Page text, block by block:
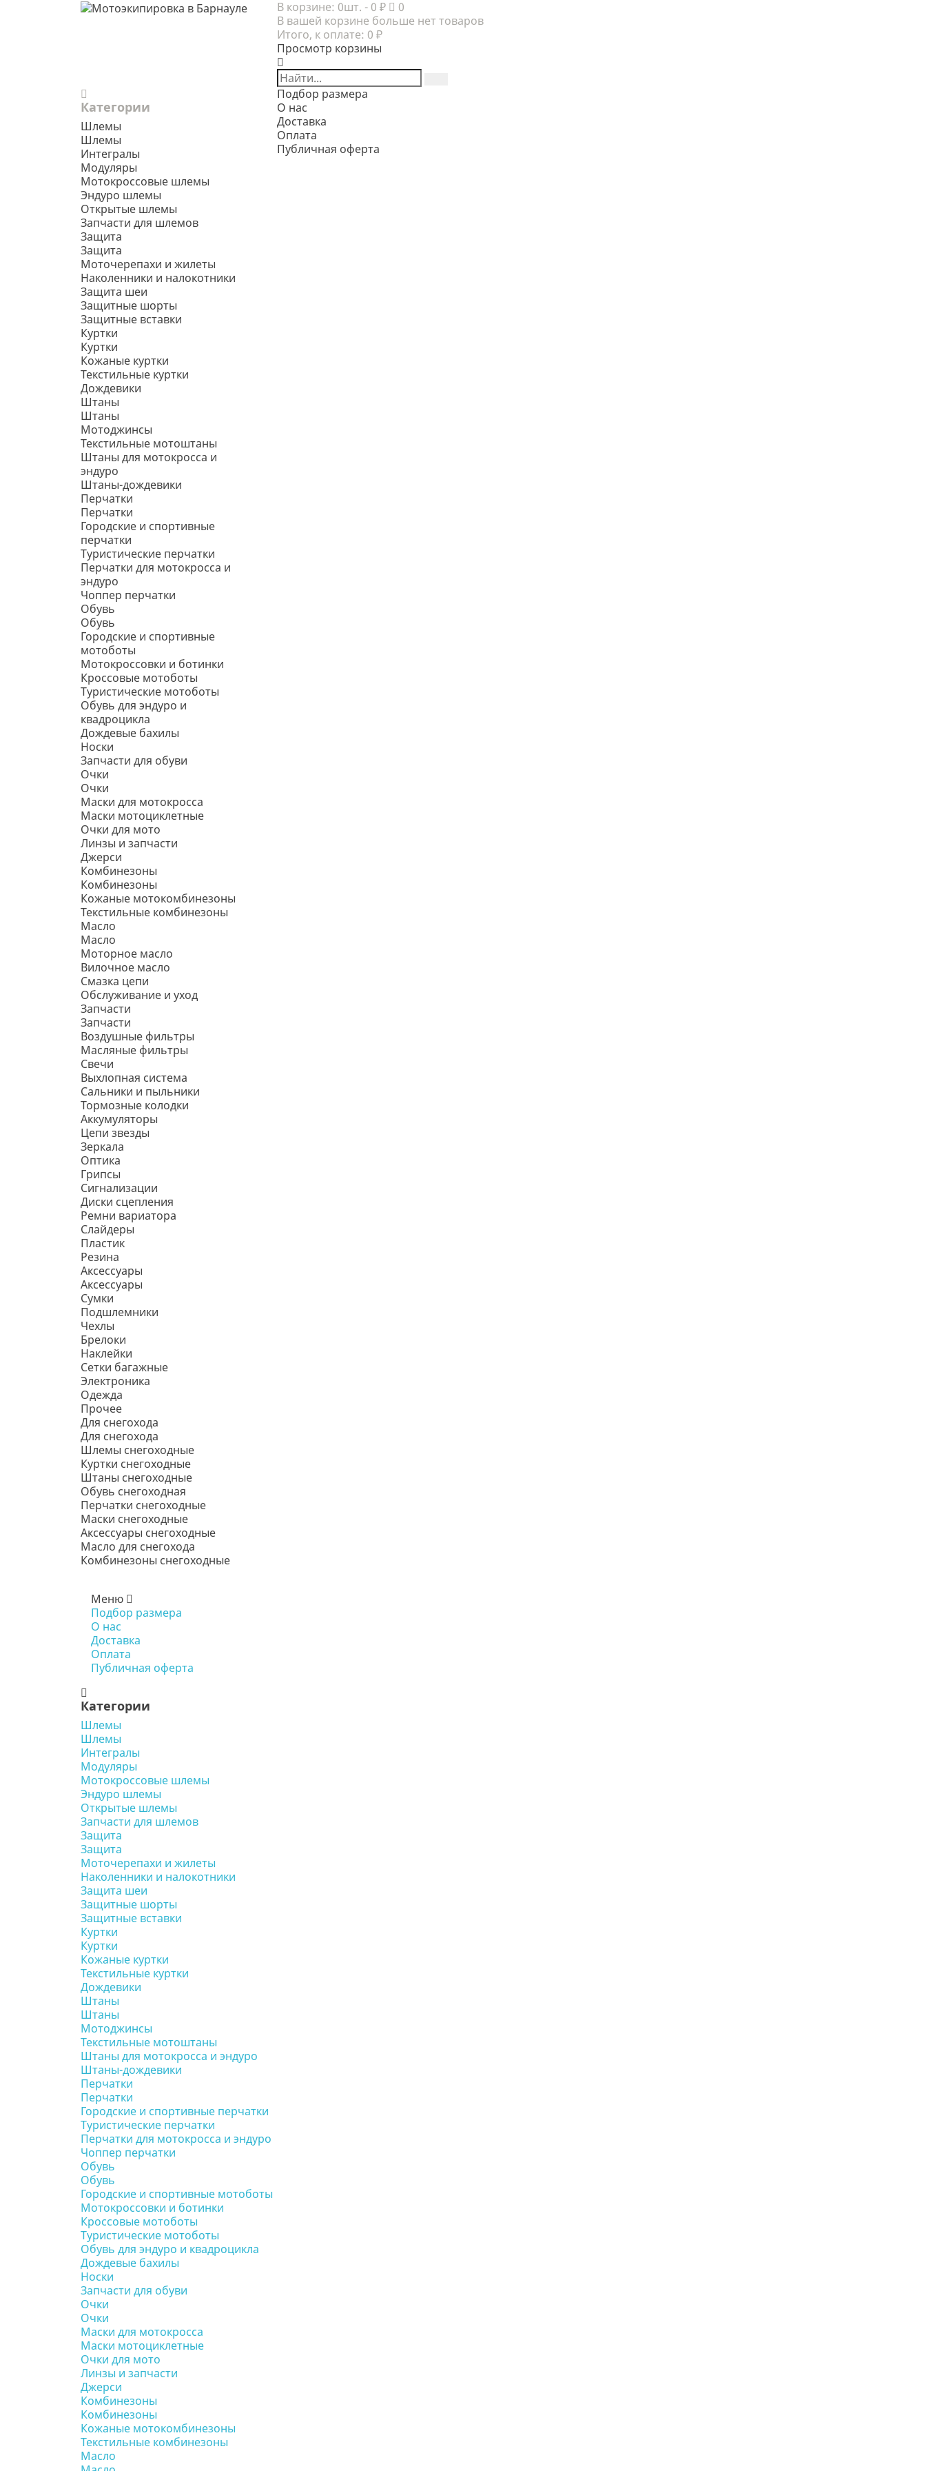
В корзине: 0шт. - 0 ₽
0
В вашей корзине больше нет товаров
Итого, к оплате: 0 ₽
Просмотр корзины
Категории
Шлемы
Шлемы
Интегралы
Модуляры
Мотокроссовые шлемы
Эндуро шлемы
Открытые шлемы
Запчасти для шлемов
Защита
Защита
Моточерепахи и жилеты
Наколенники и налокотники
Защита шеи
Защитные шорты
Защитные вставки
Куртки
Куртки
Кожаные куртки
Текстильные куртки
Дождевики
Штаны
Штаны
Мотоджинсы
Текстильные мотоштаны
Штаны для мотокросса и
эндуро
Штаны-дождевики
Перчатки
Перчатки
Городские и спортивные
перчатки
Туристические перчатки
Перчатки для мотокросса и
эндуро
Чоппер перчатки
Обувь
Обувь
Городские и спортивные
мотоботы
Мотокроссовки и ботинки
Кроссовые мотоботы
Туристические мотоботы
Обувь для эндуро и
квадроцикла
Дождевые бахилы
Носки
Запчасти для обуви
Очки
Очки
Маски для мотокросса
Маски мотоциклетные
Очки для мото
Линзы и запчасти
Джерси
Комбинезоны
Комбинезоны
Кожаные мотокомбинезоны
Текстильные комбинезоны
Масло
Масло
Моторное масло
Вилочное масло
Смазка цепи
Обслуживание и уход
Запчасти
Запчасти
Воздушные фильтры
Масляные фильтры
Свечи
Выхлопная система
Сальники и пыльники
Тормозные колодки
Аккумуляторы
Цепи звезды
Зеркала
Оптика
Грипсы
Сигнализации
Диски сцепления
Ремни вариатора
Слайдеры
Пластик
Резина
Аксессуары
Аксессуары
Сумки
Подшлемники
Чехлы
Брелоки
Наклейки
Сетки багажные
Электроника
Одежда
Прочее
Для снегохода
Для снегохода
Шлемы снегоходные
Куртки снегоходные
Штаны снегоходные
Обувь снегоходная
Перчатки снегоходные
Маски снегоходные
Аксессуары снегоходные
Масло для снегохода
Комбинезоны снегоходные
Подбор размера
О нас
Доставка
Оплата
Публичная оферта
Меню
Подбор размера
О нас
Доставка
Оплата
Публичная оферта
Категории
Шлемы
Шлемы
Интегралы
Модуляры
Мотокроссовые шлемы
Эндуро шлемы
Открытые шлемы
Запчасти для шлемов
Защита
Защита
Моточерепахи и жилеты
Наколенники и налокотники
Защита шеи
Защитные шорты
Защитные вставки
Куртки
Куртки
Кожаные куртки
Текстильные куртки
Дождевики
Штаны
Штаны
Мотоджинсы
Текстильные мотоштаны
Штаны для мотокросса и эндуро
Штаны-дождевики
Перчатки
Перчатки
Городские и спортивные перчатки
Туристические перчатки
Перчатки для мотокросса и эндуро
Чоппер перчатки
Обувь
Обувь
Городские и спортивные мотоботы
Мотокроссовки и ботинки
Кроссовые мотоботы
Туристические мотоботы
Обувь для эндуро и квадроцикла
Дождевые бахилы
Носки
Запчасти для обуви
Очки
Очки
Маски для мотокросса
Маски мотоциклетные
Очки для мото
Линзы и запчасти
Джерси
Комбинезоны
Комбинезоны
Кожаные мотокомбинезоны
Текстильные комбинезоны
Масло